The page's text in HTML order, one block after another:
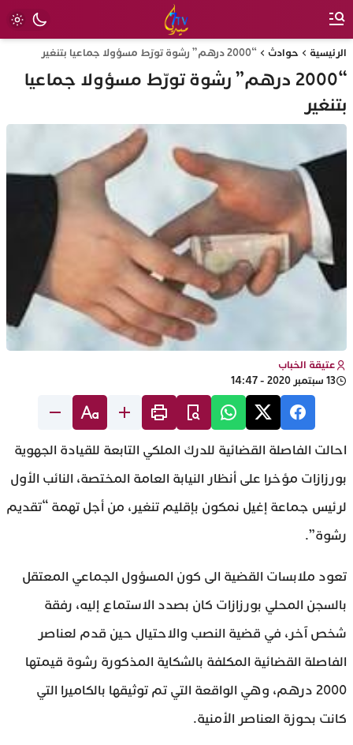
الرئيسية حوادث “2000 درهم” رشوة تورّط مسؤولا جماعيا بتنغير
“2000 درهم” رشوة تورّط مسؤولا جماعيا
بتنغير
عتيقة الخباب
13 سبتمبر 2020 - 14:47
احالت الفاصلة القضائية للدرك الملكي التابعة للقيادة الجهوية
بورزازات مؤخرا على أنظار النيابة العامة المختصة، النائب الأول
لرئيس جماعة إغيل نمكون بإقليم تنغير، من أجل تهمة “تقديم
رشوة”.
تعود ملابسات القضية الى كون المسؤول الجماعي المعتقل
بالسجن المحلي بورزازات كان بصدد الاستماع إليه، رفقة
شخص آخر، في قضية النصب والاحتيال حين قدم لعناصر
الفاصلة القضائية المكلفة بالشكاية المذكورة رشوة قيمتها
2000 درهم، وهي الواقعة التي تم توثيقها بالكاميرا التي
كانت بحوزة العناصر الأمنية.